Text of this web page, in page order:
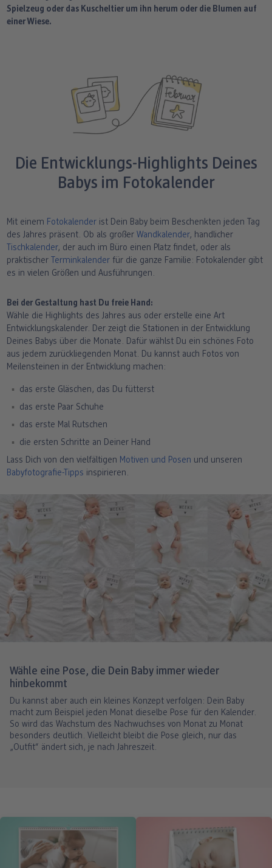
Spielzeug oder das Kuscheltier um ihn herum oder die Blumen auf
einer Wiese.
Die Entwicklungs-Highlights Deines
Babys im Fotokalender
Mit einem Fotokalender ist Dein Baby beim Beschenkten jeden Tag
des Jahres präsent. Ob als großerWandkalender, handlicher
Tischkalender, der auch im Büro einen Platz findet, oder als
praktischer
Terminkalender für die ganze Familie: Fotokalender gibt
es in vielen Größen und Ausführungen.
Bei der Gestaltung hast Du freie Hand:
Wähle die Highlights des Jahres aus oder erstelle eine Art
Entwicklungskalender. Der zeigt die Stationen in der Entwicklung
Deines Babys über die Monate. Dafür wählst Du ein schönes Foto
aus jedem zurückliegenden Monat. Du kannst auch Fotos von
Meilensteinen in der Entwicklung machen:
das erste Gläschen, das Du fütterst
das erste Paar Schuhe
das erste Mal Rutschen
die ersten Schritte an Deiner Hand
Lass Dich von den vielfältigen Motiven und Posen und unseren
Babyfotografie-Tipps inspirieren.
Wähle eine Pose, die Dein Baby immer wieder
hinbekommt
Du kannst aber auch ein kleines Konzept verfolgen: Dein Baby
macht zum Beispiel jeden Monat dieselbe Pose für den Kalender.
So wird das Wachstum des Nachwuchses von Monat zu Monat
besonders deutlich. Vielleicht bleibt die Pose gleich, nur das
„Outfit“ ändert sich, je nach Jahreszeit.